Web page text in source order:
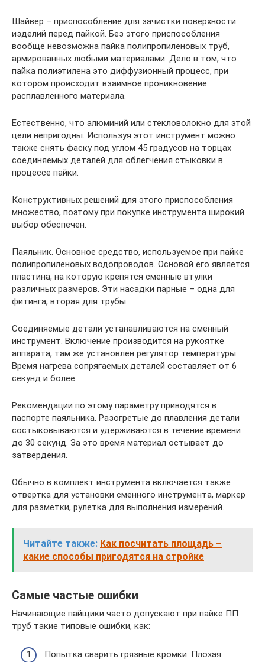
Шайвер – приспособление для зачистки поверхности
изделий перед пайкой. Без этого приспособления
вообще невозможна пайка полипропиленовых труб,
армированных любыми материалами. Дело в том, что
пайка полиэтилена это диффузионный процесс, при
котором происходит взаимное проникновение
расплавленного материала.
Естественно, что алюминий или стекловолокно для этой
цели непригодны. Используя этот инструмент можно
также снять фаску под углом 45 градусов на торцах
соединяемых деталей для облегчения стыковки в
процессе пайки.
Конструктивных решений для этого приспособления
множество, поэтому при покупке инструмента широкий
выбор обеспечен.
Паяльник. Основное средство, используемое при пайке
полипропиленовых водопроводов. Основой его является
пластина, на которую крепятся сменные втулки
различных размеров. Эти насадки парные – одна для
фитинга, вторая для трубы.
Соединяемые детали устанавливаются на сменный
инструмент. Включение производится на рукоятке
аппарата, там же установлен регулятор температуры.
Время нагрева сопрягаемых деталей составляет от 6
секунд и более.
Рекомендации по этому параметру приводятся в
паспорте паяльника. Разогретые до плавления детали
состыковываются и удерживаются в течение времени
до 30 секунд. За это время материал остывает до
затвердения.
Обычно в комплект инструмента включается также
отвертка для установки сменного инструмента, маркер
для разметки, рулетка для выполнения измерений.
Читайте также: Как посчитать площадь –
какие способы пригодятся на стройке
Самые частые ошибки
Начинающие пайщики часто допускают при пайке ПП
труб такие типовые ошибки, как:
Попытка сварить грязные кромки. Плохая